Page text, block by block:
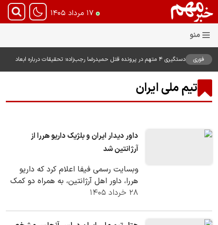
۱۷ مرداد ۱۴۰۵
فوری
دستگیری ۴ متهم در پرونده قتل حمیدرضا رجب‌زاده؛ تحقیقات درباره ابعاد
تیم ملی ایران
داور دیدار ایران و بلژیک داریو هررا از
آرژانتین شد
وبسایت رسمی فیفا اعلام کرد که داریو
هررا، داور اهل آرژانتین، به همراه دو کمک
داور هموطن خود، به عنوان تیم داوری
۲۸ خرداد ۱۴۰۵